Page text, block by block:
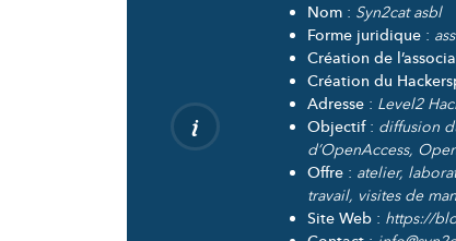
Nom : Syn2cat asbl
Forme juridique :
Création de
Création du
Adresse : Level2
Objectif : diffusion
d’OpenAccess,
Offre : atelier,
travail, visites de
Site Web : https://